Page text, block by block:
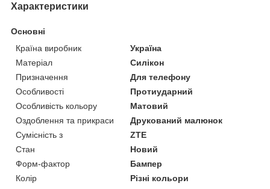
Характеристики
Основні
Країна виробник
Україна
Матеріал
Силікон
Призначення
Для телефону
Особливості
Протиударний
Особливість кольору
Матовий
Оздоблення та прикраси
Друкований малюнок
Сумісність з
ZTE
Стан
Новий
Форм-фактор
Бампер
Колір
Різні кольори